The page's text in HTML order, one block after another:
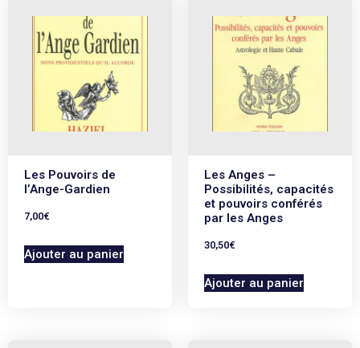
Les Pouvoirs de
l’Ange-Gardien
7,00€
Ajouter au panier
Les Anges –
Possibilités, capacités
et pouvoirs conférés
par les Anges
30,50€
Ajouter au panier